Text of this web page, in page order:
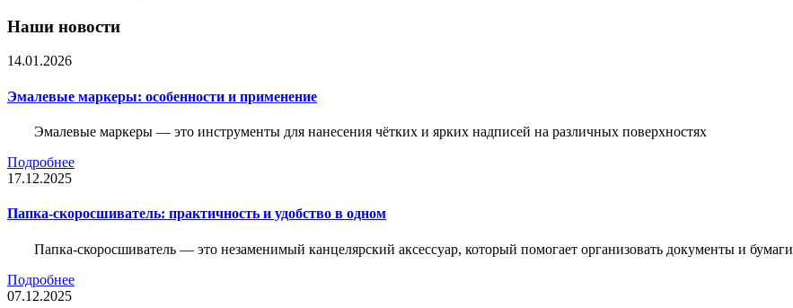
Наши новости
14.01.2026
Эмалевые маркеры: особенности и применение
Эмалевые маркеры — это инструменты для нанесения чётких и ярких надписей на различных поверхностях
Подробнее
17.12.2025
Папка-скоросшиватель: практичность и удобство в одном
Папка-скоросшиватель — это незаменимый канцелярский аксессуар, который помогает организовать документы и бумаги
Подробнее
07.12.2025